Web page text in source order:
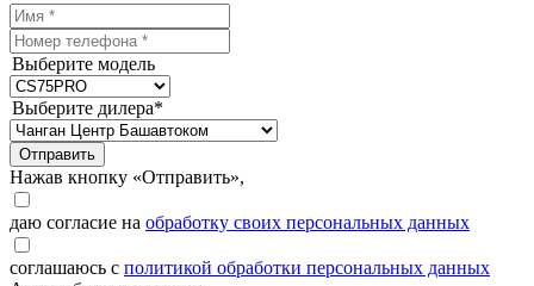
Выберите модель
Выберите дилера*
Отправить
Нажав кнопку «Отправить»,
даю согласие на обработку своих персональных данных
соглашаюсь с политикой обработки персональных данных